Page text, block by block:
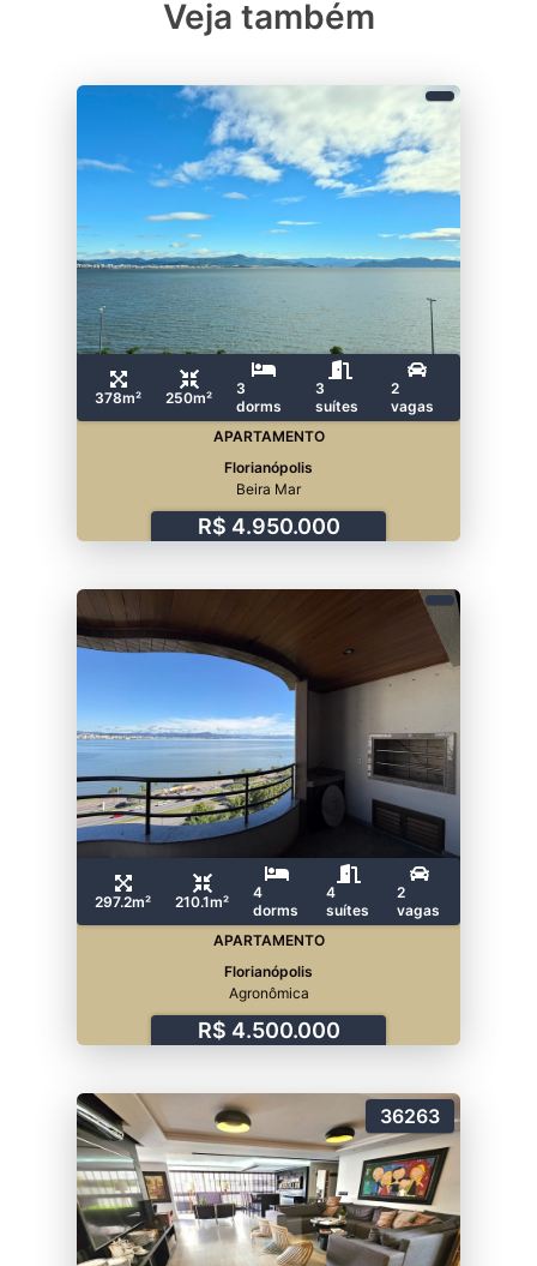
Veja também
378m² 250m²
3
dorms
3
suítes
2
vagas
APARTAMENTO
Florianópolis
Beira Mar
R$ 4.950.000
297.2m² 210.1m²
4
dorms
4
suítes
2
vagas
APARTAMENTO
Florianópolis
Agronômica
R$ 4.500.000
36263